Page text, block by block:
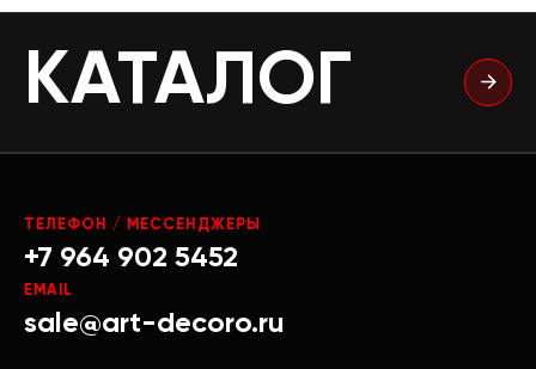
КАТАЛОГ
ТЕЛЕФОН / МЕССЕНДЖЕРЫ
+7 964 902 5452
EMAIL
sale@art-decoro.ru